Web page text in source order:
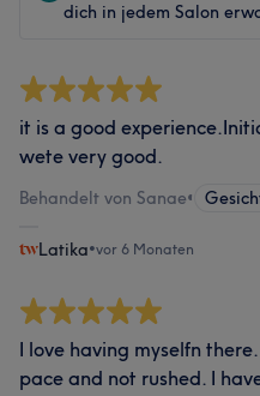
dich in jedem Salon
it is a good
wete very good.
Behandelt von Sanae•
Latika•vor 6 Monaten
I love having myselfn
pace and not rushed. I